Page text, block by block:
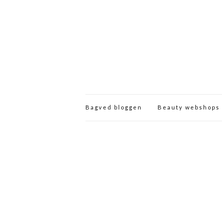
Bagved bloggen Beauty webshops